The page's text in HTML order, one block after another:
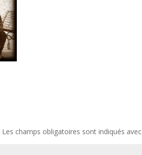
Les champs obligatoires sont indiqués avec